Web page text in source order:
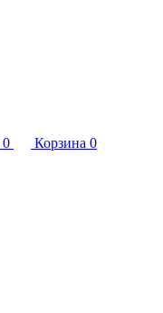
0 Корзина 0